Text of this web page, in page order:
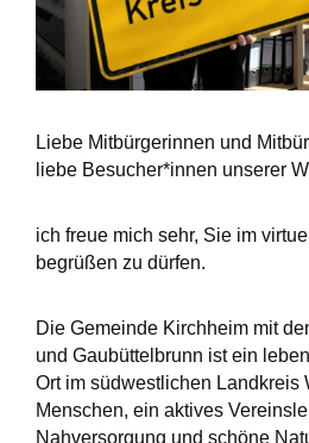
Liebe Mitbürgerinnen und
liebe Besucher*innen unserer
ich freue mich sehr, Sie im
begrüßen zu dürfen.
Die Gemeinde Kirchheim mit
und Gaubüttelbrunn ist ein
Ort im südwestlichen Landkreis
Menschen, ein aktives
Nahversorgung und schöne